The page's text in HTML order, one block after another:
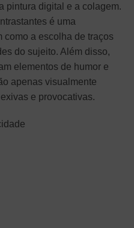
pintura digital e a colagem.
é uma
como a escolha de traços
do sujeito. Além disso,
elementos de humor e
apenas visualmente
e provocativas.